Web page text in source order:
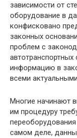
зависимости от
оборудование в
конфисковано
законных
проблем с
информацию в
всеми
Многие начинают
им процедуру
самом деле,